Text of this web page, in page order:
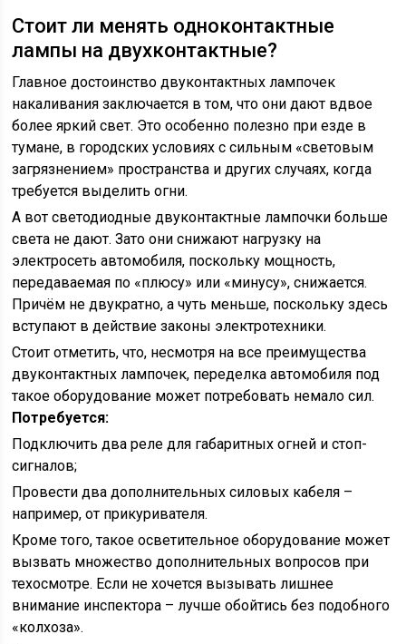
Стоит ли менять одноконтактные
лампы на двухконтактные?
Главное достоинство двуконтактных лампочек
накаливания заключается в том, что они дают вдвое
более яркий свет. Это особенно полезно при езде в
тумане, в городских условиях с сильным «световым
загрязнением» пространства и других случаях, когда
требуется выделить огни.
А вот светодиодные двуконтактные лампочки больше
света не дают. Зато они снижают нагрузку на
электросеть автомобиля, поскольку мощность,
передаваемая по «плюсу» или «минусу», снижается.
Причём не двукратно, а чуть меньше, поскольку здесь
вступают в действие законы электротехники.
Стоит отметить, что, несмотря на все преимущества
двуконтактных лампочек, переделка автомобиля под
такое оборудование может потребовать немало сил.
Потребуется:
Подключить два реле для габаритных огней и стоп-
сигналов;
Провести два дополнительных силовых кабеля –
например, от прикуривателя.
Кроме того, такое осветительное оборудование может
вызвать множество дополнительных вопросов при
техосмотре. Если не хочется вызывать лишнее
внимание инспектора – лучше обойтись без подобного
«колхоза».